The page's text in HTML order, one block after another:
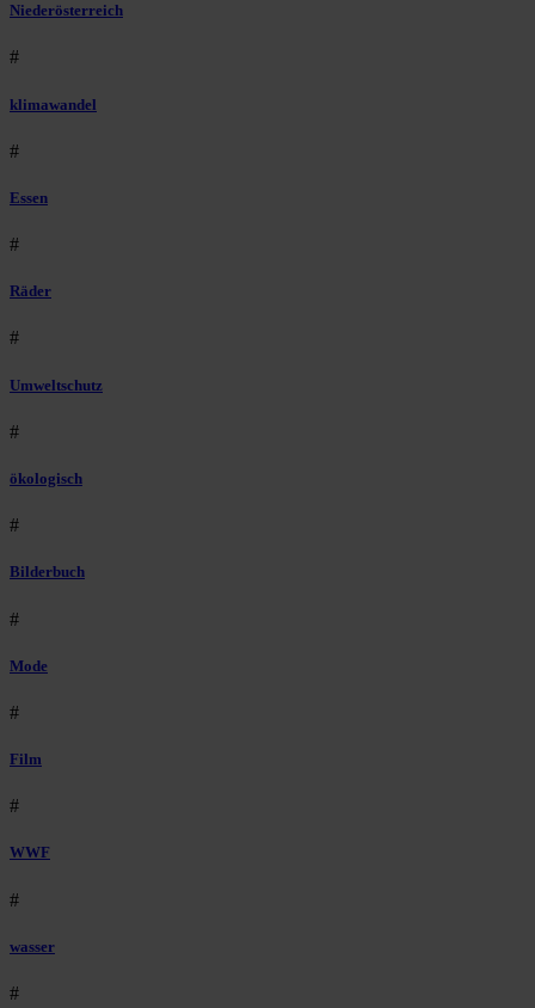
Niederösterreich
#
klimawandel
#
Essen
#
Räder
#
Umweltschutz
#
ökologisch
#
Bilderbuch
#
Mode
#
Film
#
WWF
#
wasser
#